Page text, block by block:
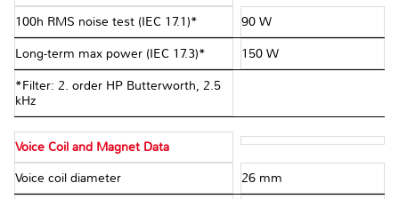
100h RMS noise test (IEC 17.1)* 90 W
Long-term max power (IEC 17.3)* 150 W
*Filter: 2. order HP Butterworth, 2.5
kHz
Voice Coil and Magnet Data
Voice coil diameter 26 mm